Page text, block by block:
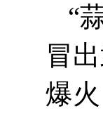
“
冒
爆